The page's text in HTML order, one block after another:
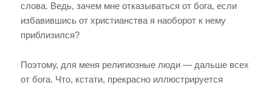
слова. Ведь, зачем мне отказываться от бога, если
избавившись от христианства я наоборот к нему
приблизился?
Поэтому, для меня религиозные люди — дальше всех
от бога. Что, кстати, прекрасно иллюстрируется